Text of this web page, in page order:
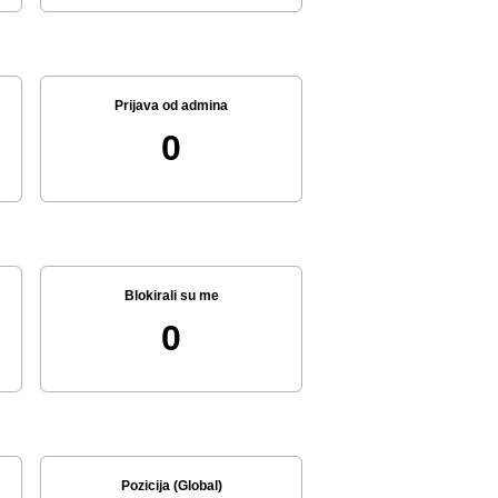
Prijava od admina
0
Blokirali su me
0
Pozicija (Global)